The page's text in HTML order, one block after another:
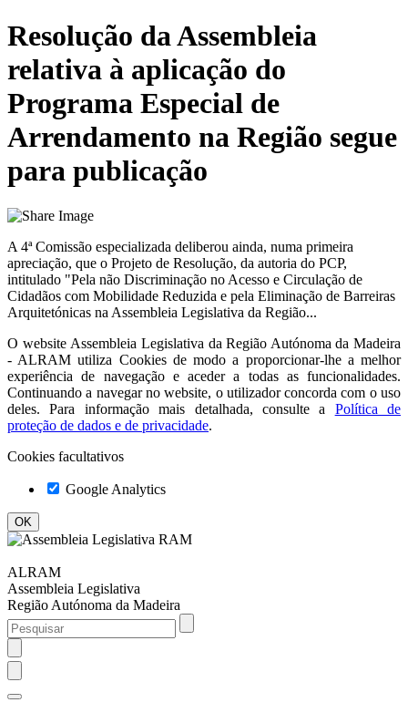
Resolução da Assembleia
relativa à aplicação do
Programa Especial de
Arrendamento na Região segue
para publicação
A 4ª Comissão especializada deliberou ainda, numa primeira
apreciação, que o Projeto de Resolução, da autoria do PCP,
intitulado "Pela não Discriminação no Acesso e Circulação de
Cidadãos com Mobilidade Reduzida e pela Eliminação de Barreiras
Arquitetónicas na Assembleia Legislativa da Região...
O website Assembleia Legislativa da Região Autónoma da Madeira
- ALRAM utiliza Cookies de modo a proporcionar-lhe a melhor
experiência de navegação e aceder a todas as funcionalidades.
Continuando a navegar no website, o utilizador concorda com o uso
deles. Para informação mais detalhada, consulte a
Política de
proteção de dados e de privacidade.
Cookies facultativos
Google Analytics
ALRAM
Assembleia Legislativa
Região Autónoma da Madeira